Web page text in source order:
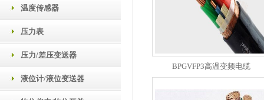
温度传感器
压力表
压力/差压变送器
液位计/液位变送器
BPGVFP3高温变频电缆